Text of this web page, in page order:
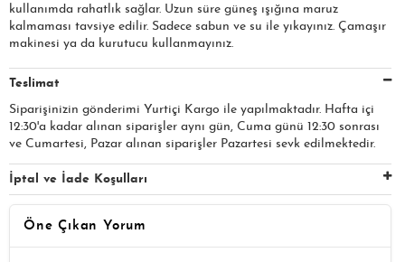
kullanımda rahatlık sağlar. Uzun süre güneş ışığına maruz
kalmaması tavsiye edilir. Sadece sabun ve su ile yıkayınız. Çamaşır
makinesi ya da kurutucu kullanmayınız.
Teslimat
Siparişinizin gönderimi Yurtiçi Kargo ile yapılmaktadır. Hafta içi
12:30'a kadar alınan siparişler aynı gün, Cuma günü 12:30 sonrası
ve Cumartesi, Pazar alınan siparişler Pazartesi sevk edilmektedir.
İptal ve İade Koşulları
Öne Çıkan Yorum